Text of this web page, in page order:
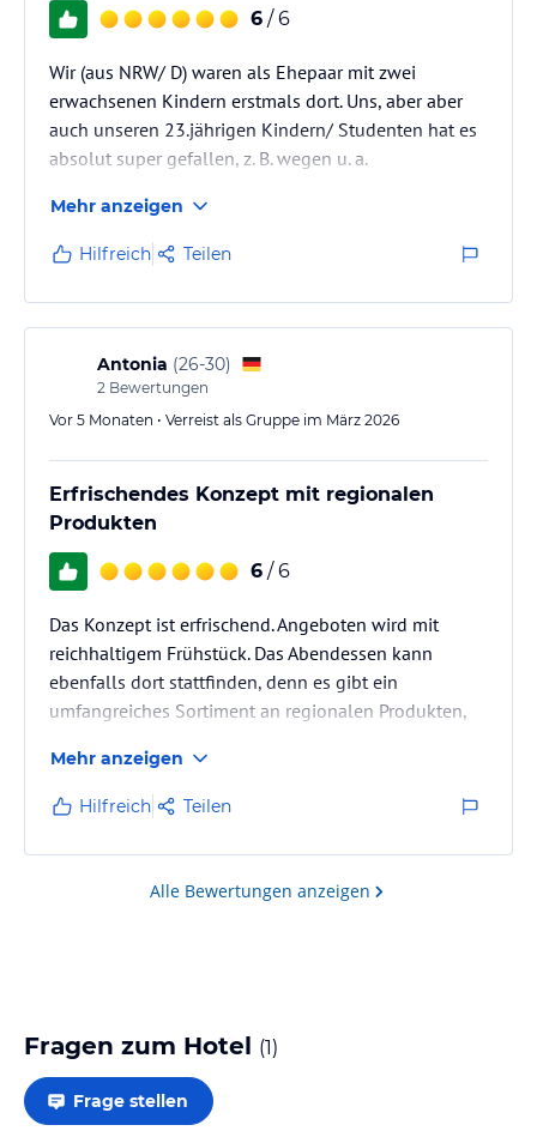
6 / 6
Wir (aus NRW/ D) waren als Ehepaar mit zwei
erwachsenen Kindern erstmals dort. Uns, aber aber
auch unseren 23.jährigen Kindern/ Studenten hat es
absolut super gefallen, z. B. wegen u. a.
und den recht kurzen Weg ins Zentrum.
Unsere Kinder schwärmen nun und nur noch vom
Gebirgspanorama. Eine nicht nur tolle Gegend an
sich, sondern mit dem "Ritterhof" auch eine
besonders gute Unterkunft ! Und die Herbergseltern:
ein tolles Team, sehr Gästeorientiert!!
Mehr anzeigen
Hilfreich Teilen
Antonia (26-30)
2 Bewertungen
Vor 5 Monaten • Verreist als Gruppe im März 2026
Erfrischendes Konzept mit regionalen
Produkten
6 / 6
Das Konzept ist erfrischend. Angeboten wird mit
reichhaltigem Frühstück. Das Abendessen kann
ebenfalls dort stattfinden, denn es gibt ein
umfangreiches Sortiment an regionalen Produkten,
und bei Abreise oder per Rechnung bezahlt werden
kann. Zusätzlich gibt es für jedes Zimmer ein großes
Kühlschrankfach im Aufenthaltsraum, worin
gekauftes gekühlt werden kann. Die Zimmer sind
schön, der Ess- & Aufenthaltsraum ist immer
Mehr anzeigen
Hilfreich Teilen
Alle Bewertungen anzeigen
Fragen zum Hotel (1)
Frage stellen